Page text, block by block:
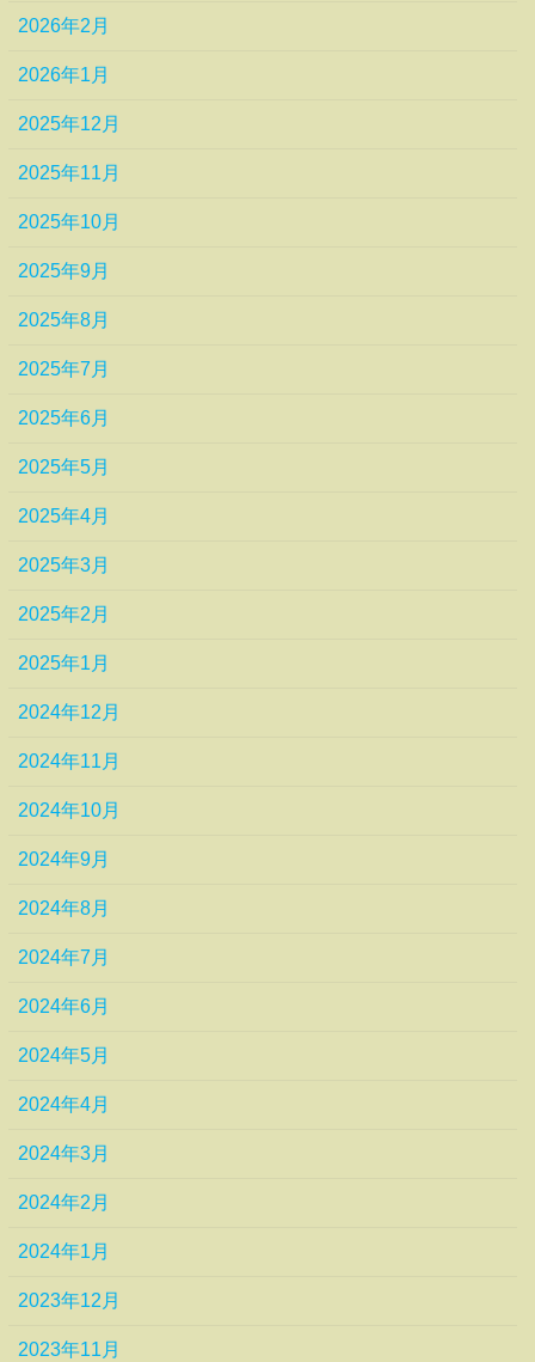
2026年2月
2026年1月
2025年12月
2025年11月
2025年10月
2025年9月
2025年8月
2025年7月
2025年6月
2025年5月
2025年4月
2025年3月
2025年2月
2025年1月
2024年12月
2024年11月
2024年10月
2024年9月
2024年8月
2024年7月
2024年6月
2024年5月
2024年4月
2024年3月
2024年2月
2024年1月
2023年12月
2023年11月